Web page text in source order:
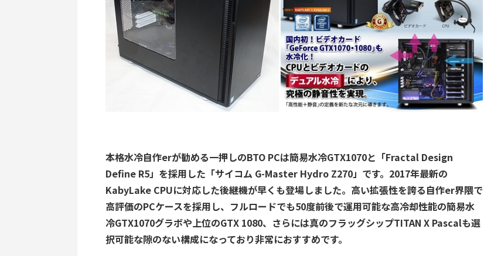
本格水冷自作erが勧める一押しのBTO PCは簡易水冷GTX1070と「Fractal Design
Define R5」を採用した「サイコム G-Master Hydro Z270」です。2017年最新の
KabyLake CPUに対応した後継機が早くも登場しました。高い拡張性を誇る自作er界隈で
高評価のPCケースを採用し、フルロードでも50度前後で運用可能な高冷却性能の簡易水
冷GTX1070グラボや上位のGTX 1080、さらには真のフラッグシップTITAN X Pascalも選
択可能な隙のない構成になっており非常におすすめです。